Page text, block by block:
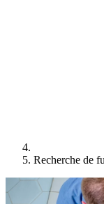
Recherche de